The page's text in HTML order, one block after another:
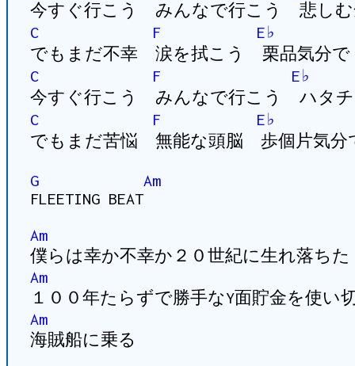
今すぐ行こう みんなで行こう 悲し
C
F E♭
でもまだ不幸 涙を拭こう 栗品気分
C
F
E♭
今すぐ行こう みんなで行こう ハタチ
C
F E♭
でもまだ苦悩 無能な頭脳 歩個片気分
G
Am
FLEETING BEAT
Am
僕らは幸か不幸か２０世紀に生れ落ち
Am
１００年たらずで勝手なY面貯金を使い
Am
海賊船に乗る